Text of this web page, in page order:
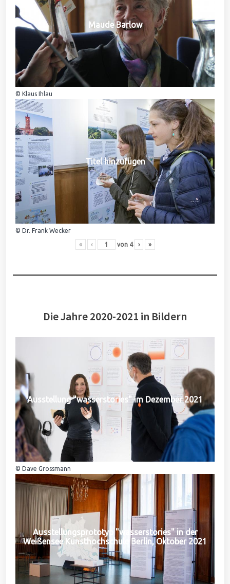
Maude Barlow
© Klaus Ihlau
Titel hinzufügen
© Dr. Frank Wecker
« ‹ von 4 › »
Die Jahre 2020-2021 in Bildern
Ausstellung "wasserstories" im Dezember 2021
© Dave Grossmann
Ausstellungsprototyp "wasserstories" in der
Weißensee Kunsthochschule Berlin, Oktober 2021